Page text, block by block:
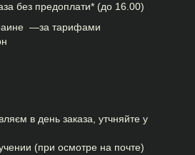
без предоплати* (до 16.00)
—за тарифами
в день заказа, утчняйте у
(при осмотре на почте)